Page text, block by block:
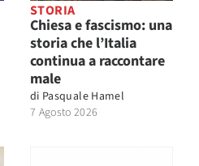
STORIA
Chiesa e fascismo: una
storia che l’Italia
continua a raccontare
male
di Pasquale Hamel
7 Agosto 2026